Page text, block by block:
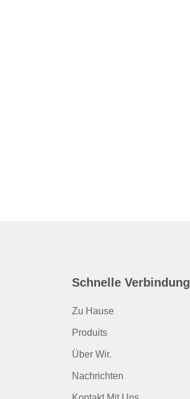
Schnelle Verbindung
Zu Hause
Produits
Über Wir.
Nachrichten